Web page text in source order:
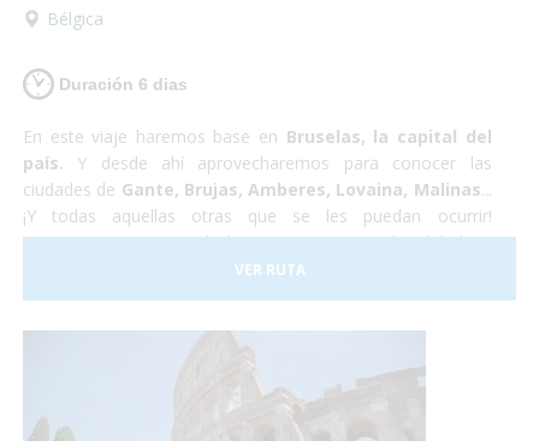
Bélgica
Duración 6 dias
En este viaje haremos base en Bruselas, la capital del
país. Y desde ahí aprovecharemos para conocer las
ciudades de Gante, Brujas, Amberes, Lovaina, Malinas...
¡Y todas aquellas otras que se les puedan ocurrir!
Proponemos pasar toda la estancia en Bruselas debido a
excelentementeadaptados
comunicación con el resto del país entransporte publico
VER RUTA